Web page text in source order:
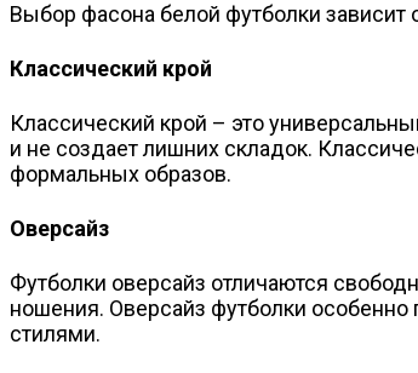
Выбор фасона белой футболки
Классический крой
Классический крой – это
и не создает лишних складок.
формальных образов.
Оверсайз
Футболки оверсайз отличаются
ношения. Оверсайз футболки
стилями.